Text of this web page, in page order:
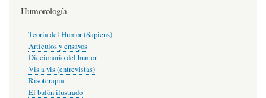
Humorología
Teoría del Humor (Sapiens)
Artículos y ensayos
Diccionario del humor
Vis a vis (entrevistas)
Risoterapia
El bufón ilustrado